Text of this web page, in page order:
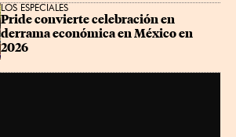
LOS ESPECIALES
Pride convierte celebración en
derrama económica en México en
2026